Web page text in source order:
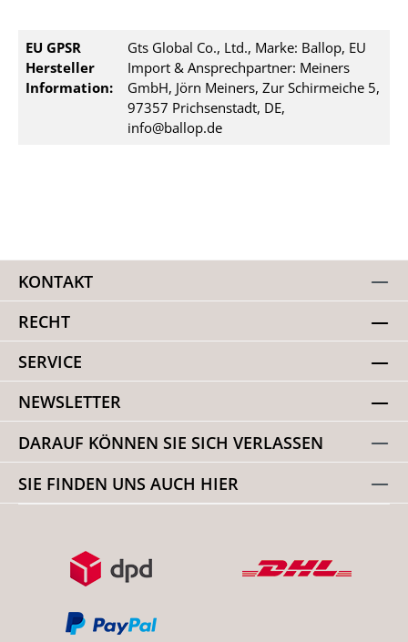
EU GPSR
Hersteller
Information:
Gts Global Co., Ltd., Marke: Ballop, EU
Import & Ansprechpartner: Meiners
GmbH, Jörn Meiners, Zur Schirmeiche 5,
97357 Prichsenstadt, DE,
info@ballop.de
KONTAKT
RECHT
SERVICE
NEWSLETTER
DARAUF KÖNNEN SIE SICH VERLASSEN
SIE FINDEN UNS AUCH HIER